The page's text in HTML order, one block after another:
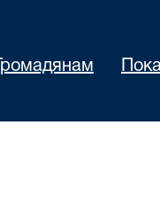
Громадянам